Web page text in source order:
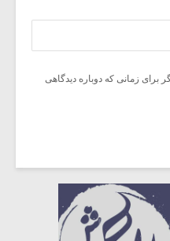
برای زمانی که دوباره دیدگاهی